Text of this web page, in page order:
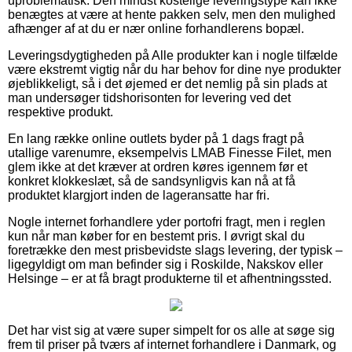
benægtes at være at hente pakken selv, men den mulighed
afhænger af at du er nær online forhandlerens bopæl.
Leveringsdygtigheden på Alle produkter kan i nogle tilfælde
være ekstremt vigtig når du har behov for dine nye produkter
øjeblikkeligt, så i det øjemed er det nemlig på sin plads at
man undersøger tidshorisonten for levering ved det
respektive produkt.
En lang række online outlets byder på 1 dags fragt på
utallige varenumre, eksempelvis LMAB Finesse Filet, men
glem ikke at det kræver at ordren køres igennem før et
konkret klokkeslæt, så de sandsynligvis kan nå at få
produktet klargjort inden de lageransatte har fri.
Nogle internet forhandlere yder portofri fragt, men i reglen
kun når man køber for en bestemt pris. I øvrigt skal du
foretrække den mest prisbevidste slags levering, der typisk –
ligegyldigt om man befinder sig i Roskilde, Nakskov eller
Helsinge – er at få bragt produkterne til et afhentningssted.
Det har vist sig at være super simpelt for os alle at søge sig
frem til priser på tværs af internet forhandlere i Danmark, og